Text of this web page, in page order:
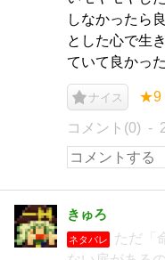
しなかったら
とした心で生
ていて良かっ
ナイス ★9
コメント(0)
きゅろ
ネタバレ
ただ「